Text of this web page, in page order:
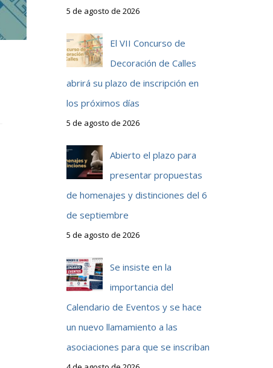
5 de agosto de 2026
El VII Concurso de
Decoración de Calles
abrirá su plazo de inscripción en
los próximos días
5 de agosto de 2026
Abierto el plazo para
presentar propuestas
de homenajes y distinciones del 6
de septiembre
5 de agosto de 2026
Se insiste en la
importancia del
Calendario de Eventos y se hace
un nuevo llamamiento a las
asociaciones para que se inscriban